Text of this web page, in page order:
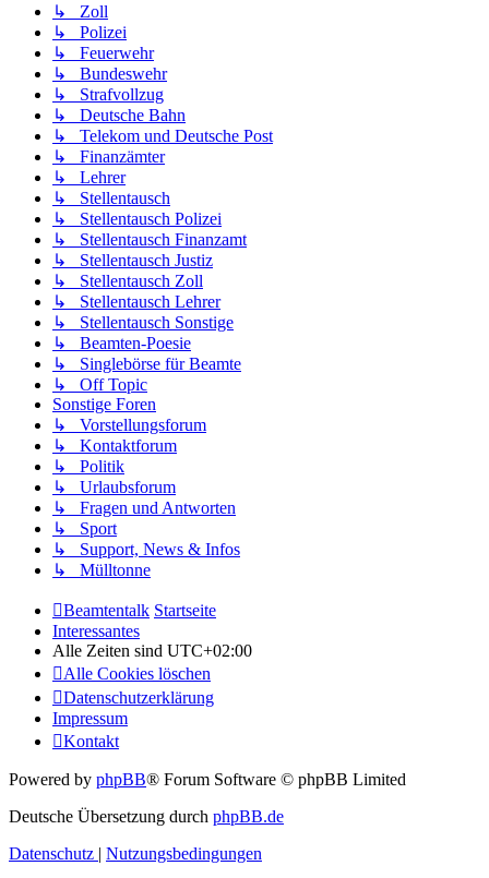
↳ Zoll
↳ Polizei
↳ Feuerwehr
↳ Bundeswehr
↳ Strafvollzug
↳ Deutsche Bahn
↳ Telekom und Deutsche Post
↳ Finanzämter
↳ Lehrer
↳ Stellentausch
↳ Stellentausch Polizei
↳ Stellentausch Finanzamt
↳ Stellentausch Justiz
↳ Stellentausch Zoll
↳ Stellentausch Lehrer
↳ Stellentausch Sonstige
↳ Beamten-Poesie
↳ Singlebörse für Beamte
↳ Off Topic
Sonstige Foren
↳ Vorstellungsforum
↳ Kontaktforum
↳ Politik
↳ Urlaubsforum
↳ Fragen und Antworten
↳ Sport
↳ Support, News & Infos
↳ Mülltonne
Beamtentalk Startseite
Interessantes
Alle Zeiten sind UTC+02:00
Alle Cookies löschen
Datenschutzerklärung
Impressum
Kontakt
Powered by phpBB® Forum Software © phpBB Limited
Deutsche Übersetzung durch phpBB.de
Datenschutz | Nutzungsbedingungen